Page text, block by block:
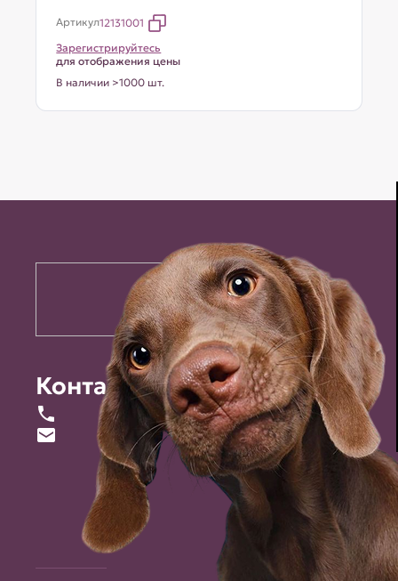
Артикул12131001
Зарегистрируйтесь
для отображения цены
В наличии >1000 шт.
Контакты